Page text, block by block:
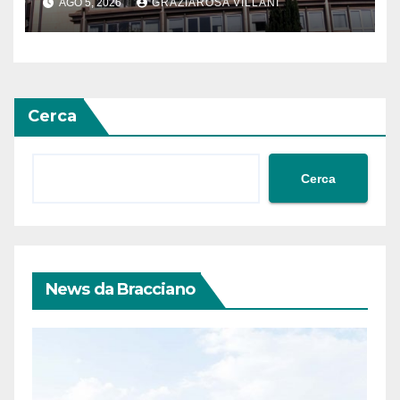
Meridionale
AGO 5, 2026 GRAZIAROSA VILLANI
Cerca
Cerca
News da Bracciano